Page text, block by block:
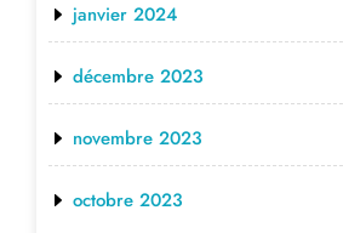
janvier 2024
décembre 2023
novembre 2023
octobre 2023